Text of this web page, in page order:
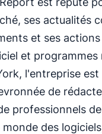
ses actualités
et ses actions
et programmes
l'entreprise
de
professionnels
des